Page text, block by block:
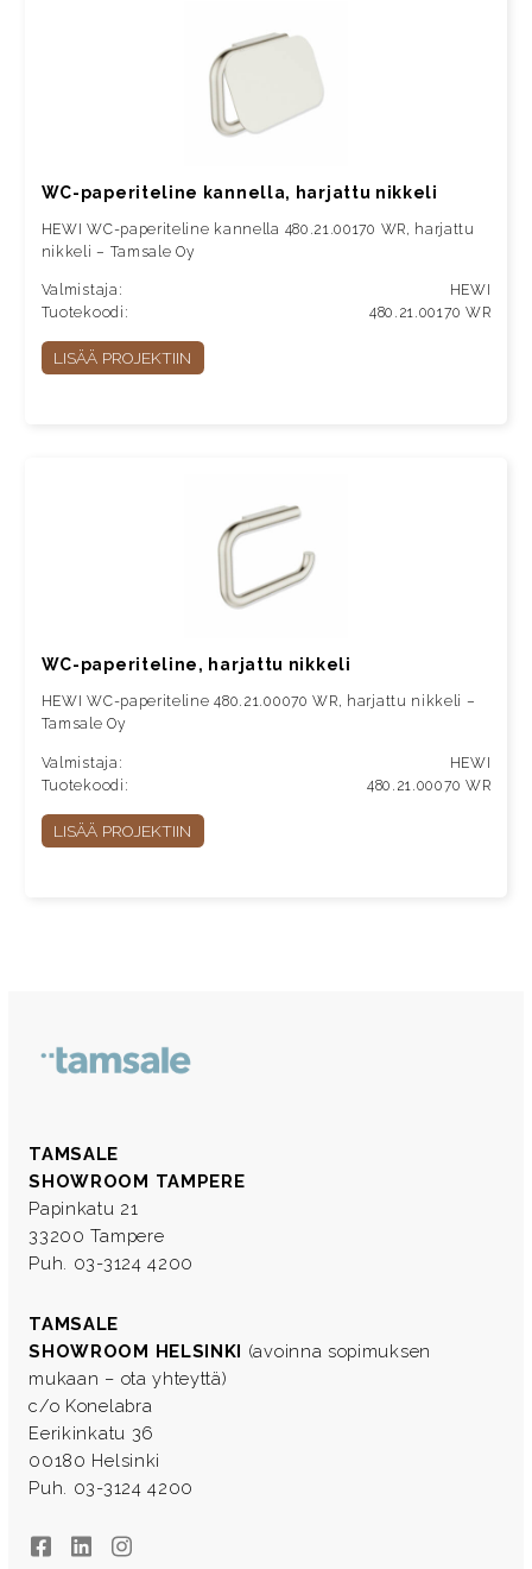
WC-paperiteline kannella, harjattu nikkeli
HEWI WC-paperiteline kannella 480.21.00170 WR, harjattu
nikkeli – Tamsale Oy
Valmistaja:
HEWI
Tuotekoodi:
480.21.00170 WR
LISÄÄ PROJEKTIIN
WC-paperiteline, harjattu nikkeli
HEWI WC-paperiteline 480.21.00070 WR, harjattu nikkeli –
Tamsale Oy
Valmistaja:
HEWI
Tuotekoodi:
480.21.00070 WR
LISÄÄ PROJEKTIIN
TAMSALE
SHOWROOM TAMPERE
Papinkatu 21
33200 Tampere
Puh. 03-3124 4200
TAMSALE
SHOWROOM HELSINKI (avoinna sopimuksen
mukaan – ota yhteyttä)
c/o Konelabra
Eerikinkatu 36
00180 Helsinki
Puh. 03-3124 4200
FacebookLinkedInInstagram